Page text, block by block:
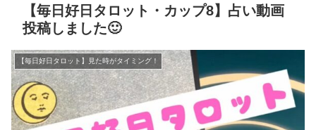
【毎日好日タロット・カップ8】占い動画
投稿しました🙂
【毎日好日タロット】見た時がタイミング！